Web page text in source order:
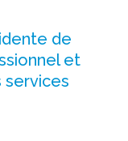
de
et
services